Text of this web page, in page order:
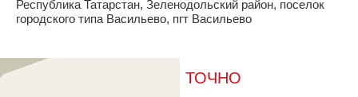
Республика Татарстан, Зеленодольский район, поселок
городского типа Васильево, пгт Васильево
Описание компании ГК ТОЧНО